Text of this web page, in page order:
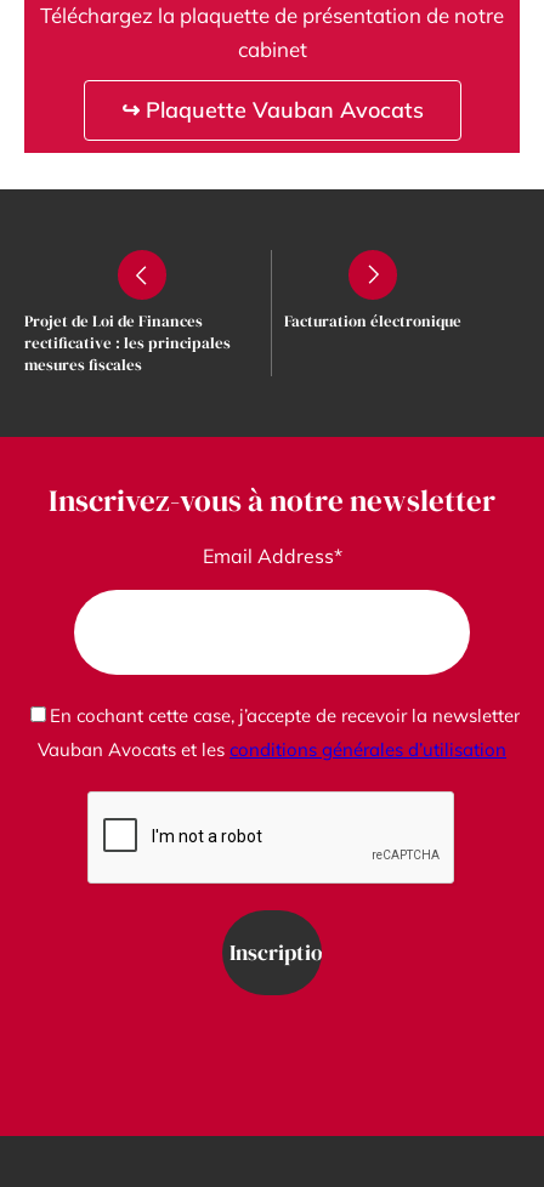
Téléchargez la plaquette de présentation de notre
cabinet
↪ Plaquette Vauban Avocats
Projet de Loi de Finances
rectificative : les principales
mesures fiscales
Facturation électronique
Inscrivez-vous à notre newsletter
Email Address*
En cochant cette case, j’accepte de recevoir la newsletter
Vauban Avocats et les conditions générales d’utilisation